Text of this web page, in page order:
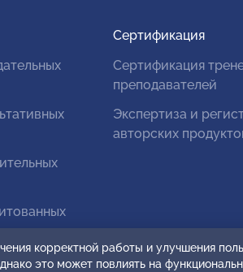
Сертификация
Сертификация
преподавателей
Экспертиза и
авторских
корректной работы и улучшения
это может повлиять на